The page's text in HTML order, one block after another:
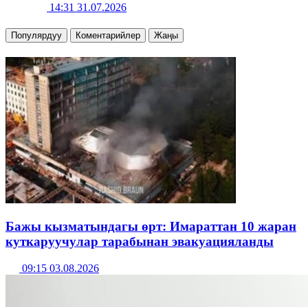
14:31 31.07.2026
Популярдуу Коментарийлер Жаңы
Бажы кызматындагы өрт: Имараттан 10 жаран
куткаруучулар тарабынан эвакуацияланды
09:15 03.08.2026